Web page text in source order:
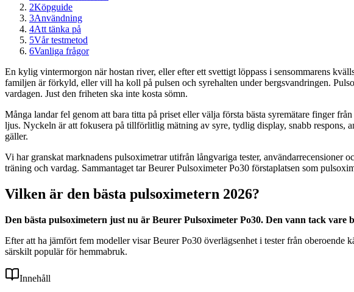
2Köpguide
3Användning
4Att tänka på
5Vår testmetod
6Vanliga frågor
En kylig vintermorgon när hostan river, eller efter ett svettigt löppass i sensommarens
familjen är förkyld, eller vill ha koll på pulsen och syrehalten under bergsvandringen.
vardagen. Just den friheten ska inte kosta sömn.
Många landar fel genom att bara titta på priset eller välja första bästa syremätare finger
ljus. Nyckeln är att fokusera på tillförlitlig mätning av syre, tydlig display, snabb
gäller.
Vi har granskat marknadens pulsoximetrar utifrån långvariga tester,
träning och vardag. Sammantaget tar Beurer Pulsoximeter Po30 förstaplatsen som
Vilken är den bästa pulsoximetern 2026?
Den bästa pulsoximetern just nu är Beurer Pulsoximeter Po30. Den vann tack
Efter att ha jämfört fem modeller visar Beurer Po30 överlägsenhet i tester från oberoende
särskilt populär för hemmabruk.
Innehåll